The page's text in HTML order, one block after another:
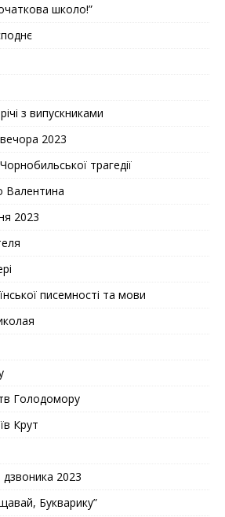
школо!”
з випускниками
2023
трагедії
Валентина
2023
писемності та мови
Голодомору
Крут
дзвоника 2023
Букварику”